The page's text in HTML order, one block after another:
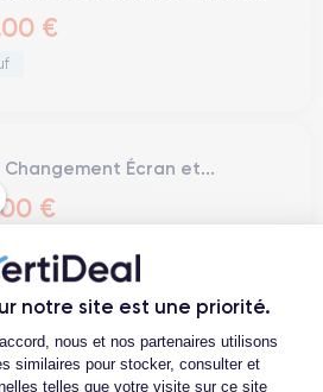
notre site est une priorité.
du
nous et nos partenaires utilisons
similaires pour stocker, consulter et
telles que votre visite sur ce site
€
Changement Écran et...
€
Changement Écran et...